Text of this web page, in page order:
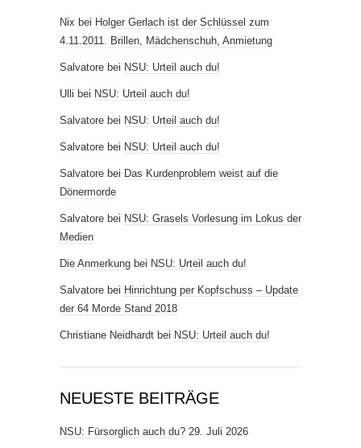
Nix bei Holger Gerlach ist der Schlüssel zum
4.11.2011. Brillen, Mädchenschuh, Anmietung
Salvatore bei NSU: Urteil auch du!
Ulli bei NSU: Urteil auch du!
Salvatore bei NSU: Urteil auch du!
Salvatore bei NSU: Urteil auch du!
Salvatore bei Das Kurdenproblem weist auf die
Dönermorde
Salvatore bei NSU: Grasels Vorlesung im Lokus der
Medien
Die Anmerkung bei NSU: Urteil auch du!
Salvatore bei Hinrichtung per Kopfschuss – Update
der 64 Morde Stand 2018
Christiane Neidhardt bei NSU: Urteil auch du!
NEUESTE BEITRÄGE
NSU: Fürsorglich auch du? 29. Juli 2026